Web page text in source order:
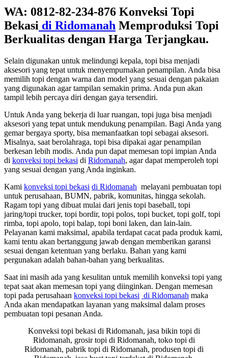
WA: 0812-82-234-876 Konveksi Topi
Bekasi di Ridomanah Memproduksi Topi
Berkualitas dengan Harga Terjangkau.
Selain digunakan untuk melindungi kepala, topi bisa menjadi
aksesori yang tepat untuk menyempurnakan penampilan. Anda bisa
memilih topi dengan warna dan model yang sesuai dengan pakaian
yang digunakan agar tampilan semakin prima. Anda pun akan
tampil lebih percaya diri dengan gaya tersendiri.
Untuk Anda yang bekerja di luar ruangan, topi juga bisa menjadi
aksesori yang tepat untuk mendukung penampilan. Bagi Anda yang
gemar bergaya sporty, bisa memanfaatkan topi sebagai aksesori.
Misalnya, saat berolahraga, topi bisa dipakai agar penampilan
berkesan lebih modis. Anda pun dapat memesan topi impian Anda
di konveksi topi bekasi di Ridomanah, agar dapat memperoleh topi
yang sesuai dengan yang Anda inginkan.
Kami konveksi topi bekasi di Ridomanah melayani pembuatan topi
untuk perusahaan, BUMN, pabrik, komunitas, hingga sekolah.
Ragam topi yang dibuat mulai dari jenis topi baseball, topi
jaring/topi trucker, topi bordir, topi polos, topi bucket, topi golf, topi
rimba, topi apolo, topi balap, topi boni laken, dan lain-lain.
Pelayanan kami maksimal, apabila terdapat cacat pada produk kami,
kami tentu akan bertanggung jawab dengan memberikan garansi
sesuai dengan ketentuan yang berlaku. Bahan yang kami
pergunakan adalah bahan-bahan yang berkualitas.
Saat ini masih ada yang kesulitan untuk memilih konveksi topi yang
tepat saat akan memesan topi yang diinginkan. Dengan memesan
topi pada perusahaan konveksi topi bekasi di Ridomanah maka
Anda akan mendapatkan layanan yang maksimal dalam proses
pembuatan topi pesanan Anda.
Konveksi topi bekasi di Ridomanah, jasa bikin topi di
Ridomanah, grosir topi di Ridomanah, toko topi di
Ridomanah, pabrik topi di Ridomanah, produsen topi di